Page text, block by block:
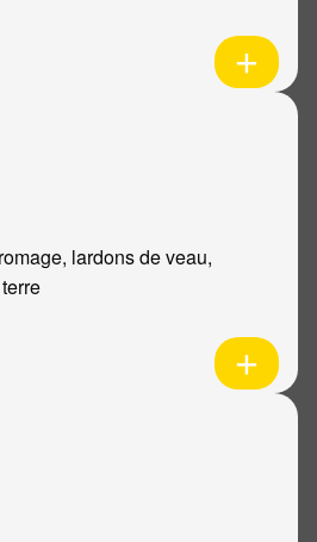
lardons de veau,